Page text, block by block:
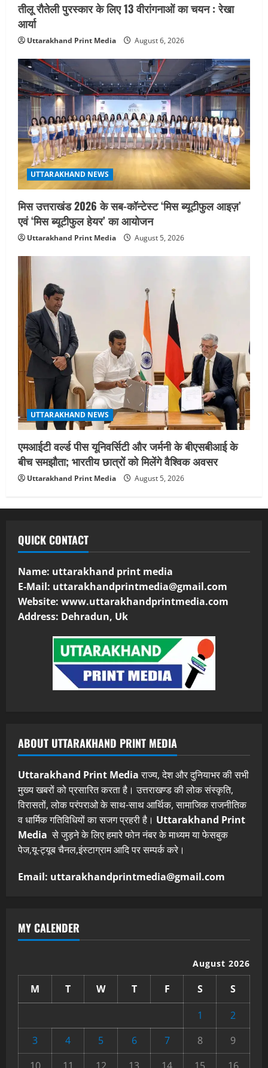
तीलू रौतेली पुरस्कार के लिए 13 वीरांगनाओं का चयन : रेखा
आर्या
Uttarakhand Print Media August 6, 2026
UTTARAKHAND NEWS
मिस उत्तराखंड 2026 के सब-कॉन्टेस्ट ‘मिस ब्यूटीफुल आइज़’
एवं ‘मिस ब्यूटीफुल हेयर’ का आयोजन
Uttarakhand Print Media August 5, 2026
UTTARAKHAND NEWS
एमआईटी वर्ल्ड पीस यूनिवर्सिटी और जर्मनी के बीएसबीआई के
बीच समझौता; भारतीय छात्रों को मिलेंगे वैश्विक अवसर
Uttarakhand Print Media August 5, 2026
QUICK CONTACT
Name: uttarakhand print media
E-Mail: uttarakhandprintmedia@gmail.com
Website: www.uttarakhandprintmedia.com
Address: Dehradun, Uk
ABOUT UTTARAKHAND PRINT MEDIA
Uttarakhand Print Mediaराज्य, देश और दुनियाभर की सभी
मुख्य खबरों को प्रसारित करता है। उत्तराखण्ड की लोक संस्कृति,
विरासतों, लोक परंपराओ के साथ-साथ आर्थिक, सामाजिक राजनीतिक
व धार्मिक गतिविधियों का सजग प्रहरी है। Uttarakhand Print
Media से जुड़ने के लिए हमारे फोन नंबर के माध्यम या फेसबुक
पेज,यू-ट्यूब चैनल,इंस्टाग्राम आदि पर सम्पर्क करे।
Email: uttarakhandprintmedia@gmail.com
MY CALENDER
August 2026
M T W T F S
S
1
2
3
4 5 6 7 8
9